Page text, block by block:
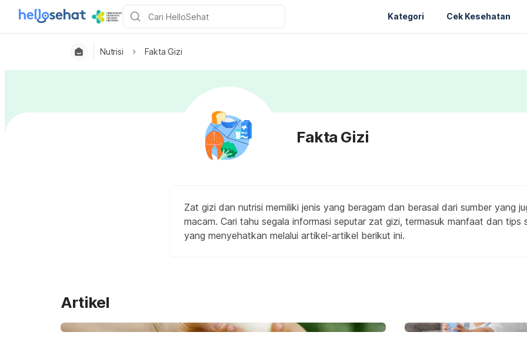
Kategori Cek Kesehatan
Nutrisi Fakta Gizi
Fakta Gizi
Zat gizi dan nutrisi memiliki jenis yang beragam dan berasal dari sumber yang
macam. Cari tahu segala informasi seputar zat gizi, termasuk manfaat dan tips
yang menyehatkan melalui artikel-artikel berikut ini.
Artikel